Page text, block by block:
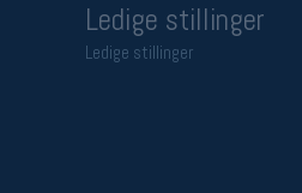
Ledige stillinger
Ledige stillinger